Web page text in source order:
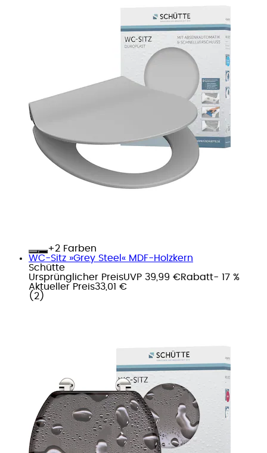
+
Farben
WC-Sitz »Grey Steel« MDF-Holzkern
Schütte
Ursprünglicher PreisUVP 39,99 €Rabatt- 17 %
Aktueller Preis33,01 €
( 2 )